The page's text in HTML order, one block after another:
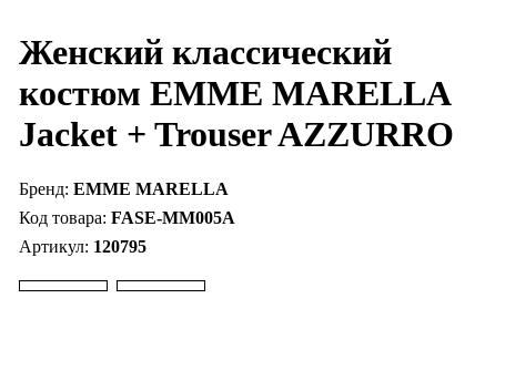
Женский классический
костюм EMME MARELLA
Jacket + Trouser AZZURRO
EMME MARELLA
FASE-MM005A
120795